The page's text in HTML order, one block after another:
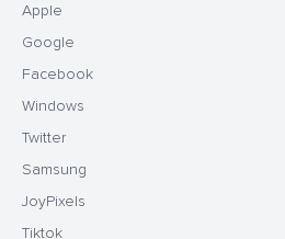
Apple
Google
Facebook
Windows
Twitter
Samsung
JoyPixels
Tiktok